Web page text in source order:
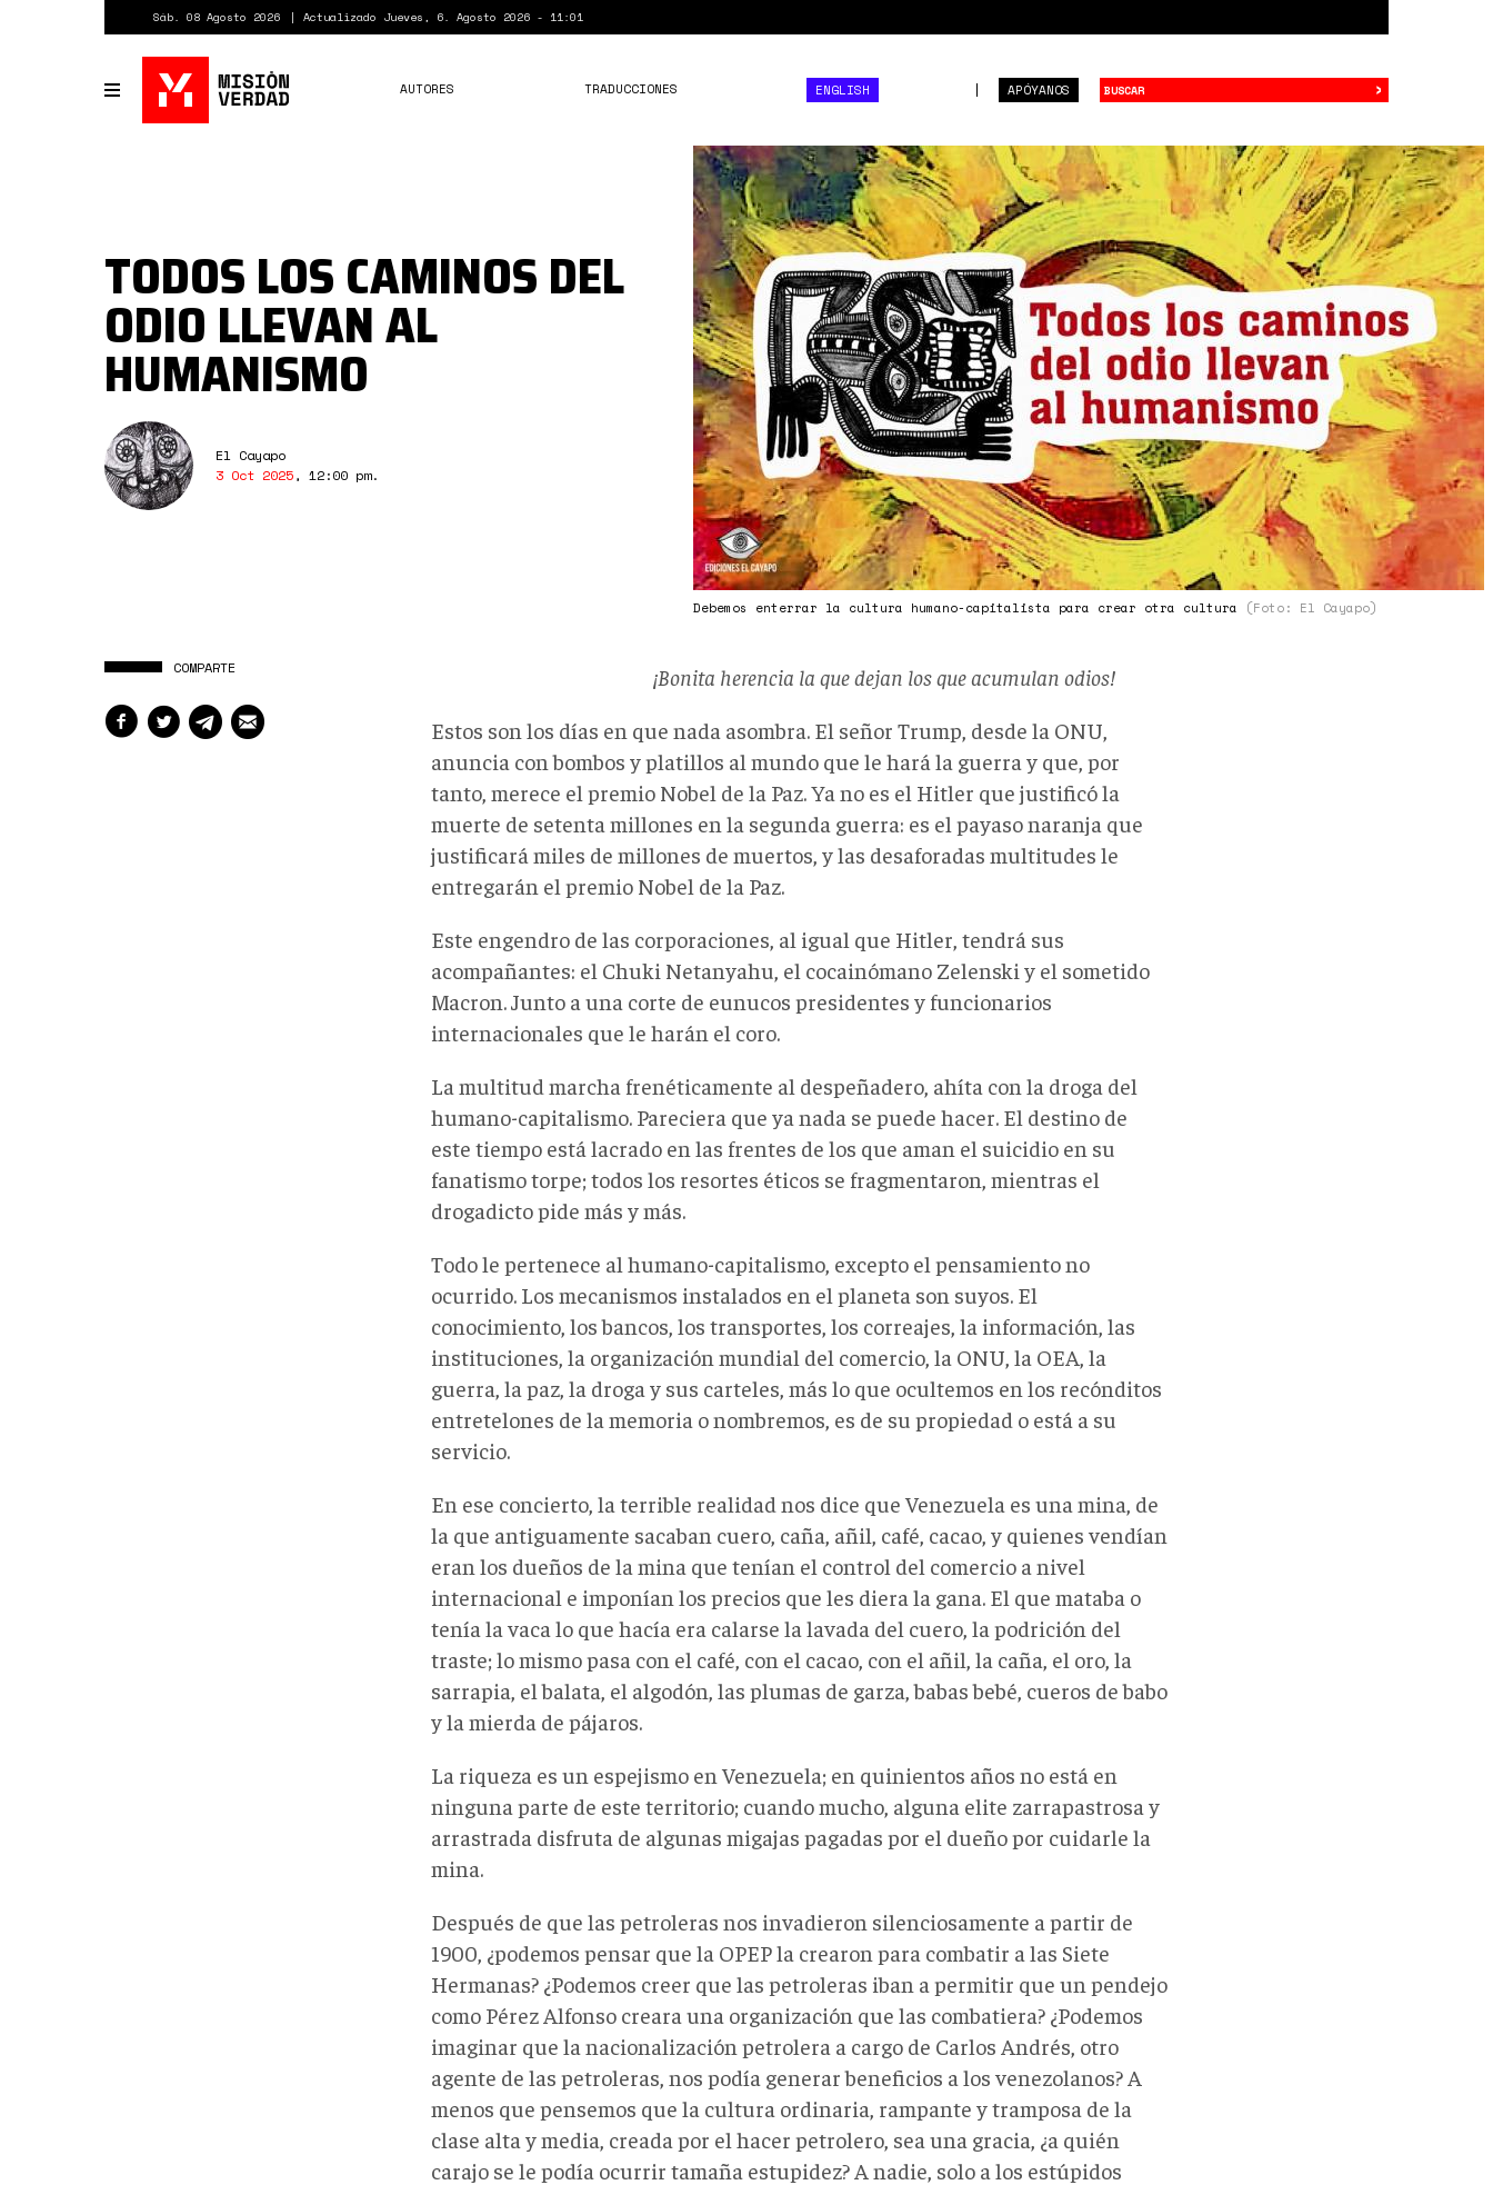
Sáb. 08 Agosto 2026 Actualizado Jueves, 6. Agosto 2026 - 11:01
Toggle
navigation
APÓYANOS
AUTORES TRADUCCIONES ENGLISH ›
odios
humanismo.jpg
Debemos enterrar la cultura humano-capitalista para crear otra cultura (Foto: El Cayapo)
TODOS LOS CAMINOS DEL
ODIO LLEVAN AL
HUMANISMO
El Cayapo
3 Oct 2025, 12:00 pm.
COMPARTE
¡Bonita herencia la que dejan los que acumulan odios!
Estos son los días en que nada asombra. El señor Trump, desde la ONU,
anuncia con bombos y platillos al mundo que le hará la guerra y que, por
tanto, merece el premio Nobel de la Paz. Ya no es el Hitler que justificó la
muerte de setenta millones en la segunda guerra: es el payaso naranja que
justificará miles de millones de muertos, y las desaforadas multitudes le
entregarán el premio Nobel de la Paz.
Este engendro de las corporaciones, al igual que Hitler, tendrá sus
acompañantes: el Chuki Netanyahu, el cocainómano Zelenski y el sometido
Macron. Junto a una corte de eunucos presidentes y funcionarios
internacionales que le harán el coro.
La multitud marcha frenéticamente al despeñadero, ahíta con la droga del
humano-capitalismo. Pareciera que ya nada se puede hacer. El destino de
este tiempo está lacrado en las frentes de los que aman el suicidio en su
fanatismo torpe; todos los resortes éticos se fragmentaron, mientras el
drogadicto pide más y más.
Todo le pertenece al humano-capitalismo, excepto el pensamiento no
ocurrido. Los mecanismos instalados en el planeta son suyos. El
conocimiento, los bancos, los transportes, los correajes, la información, las
instituciones, la organización mundial del comercio, la ONU, la OEA, la
guerra, la paz, la droga y sus carteles, más lo que ocultemos en los recónditos
entretelones de la memoria o nombremos, es de su propiedad o está a su
servicio.
En ese concierto, la terrible realidad nos dice que Venezuela es una mina, de
la que antiguamente sacaban cuero, caña, añil, café, cacao, y quienes vendían
eran los dueños de la mina que tenían el control del comercio a nivel
internacional e imponían los precios que les diera la gana. El que mataba o
tenía la vaca lo que hacía era calarse la lavada del cuero, la podrición del
traste; lo mismo pasa con el café, con el cacao, con el añil, la caña, el oro, la
sarrapia, el balata, el algodón, las plumas de garza, babas bebé, cueros de babo
y la mierda de pájaros.
La riqueza es un espejismo en Venezuela; en quinientos años no está en
ninguna parte de este territorio; cuando mucho, alguna elite zarrapastrosa y
arrastrada disfruta de algunas migajas pagadas por el dueño por cuidarle la
mina.
Después de que las petroleras nos invadieron silenciosamente a partir de
1900, ¿podemos pensar que la OPEP la crearon para combatir a las Siete
Hermanas? ¿Podemos creer que las petroleras iban a permitir que un pendejo
como Pérez Alfonso creara una organización que las combatiera? ¿Podemos
imaginar que la nacionalización petrolera a cargo de Carlos Andrés, otro
agente de las petroleras, nos podía generar beneficios a los venezolanos? A
menos que pensemos que la cultura ordinaria, rampante y tramposa de la
clase alta y media, creada por el hacer petrolero, sea una gracia, ¿a quién
carajo se le podía ocurrir tamaña estupidez? A nadie, solo a los estúpidos